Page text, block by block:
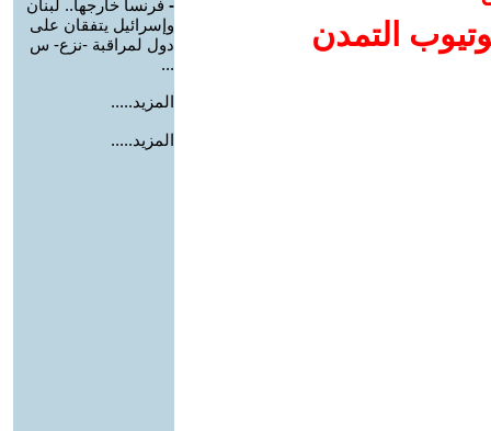
التمدن
- فرنسا خارجها.. لبنان
وإسرائيل يتفقان على
دول لمراقبة -نزع- س
...
المزيد.....
المزيد.....